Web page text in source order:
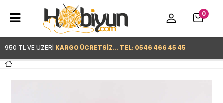
950 TL VE ÜZERİ KARGO ÜCRETSİZ... TEL: 0546 466 45 45
0